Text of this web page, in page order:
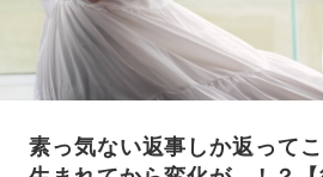
素っ気ない返事しか返って